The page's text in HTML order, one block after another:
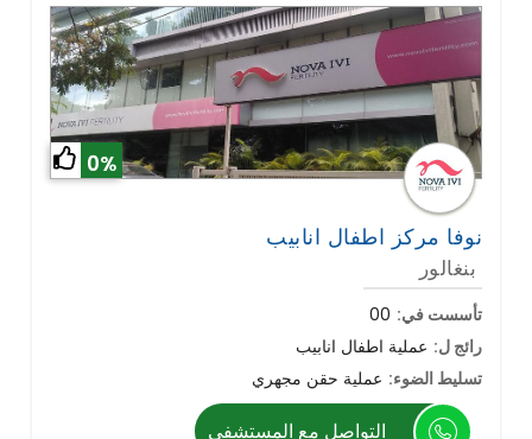
0%
نوفا مركز اطفال انابيب
بنغالور
تأسست في: 00
رائج ل: عملية اطفال انابيب
تسليط الضوء: عملية حقن مجهري
التواصل مع المستشفي